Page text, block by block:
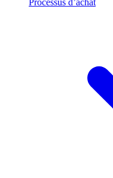
Processus d’achat